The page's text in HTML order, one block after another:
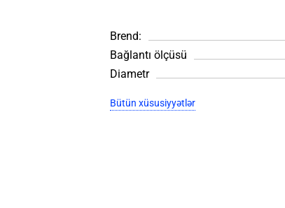
Brend:
Bağlantı ölçüsü
Diametr
Bütün xüsusiyyətlər